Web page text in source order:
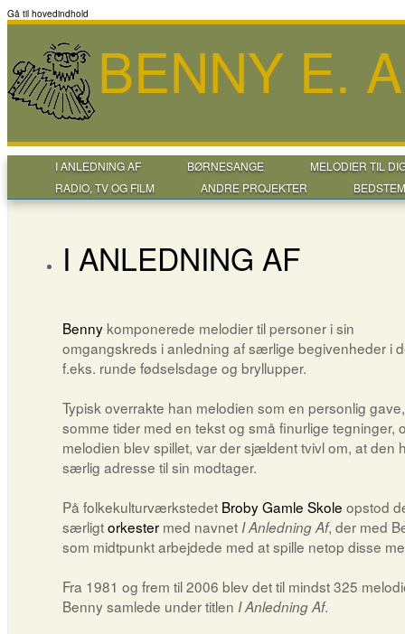
Gå til hovedindhold
BENNY E.
I ANLEDNING AF BØRNESANGE
MELODIER TIL
RADIO, TV OG FILM
ANDRE PROJEKTER
I ANLEDNING AF
Benny komponerede melodier til personer i sin
omgangskreds i anledning af særlige begivenheder i
f.eks. runde fødselsdage og bryllupper.
Typisk overrakte han melodien som en personlig gave,
somme tider med en tekst og små finurlige tegninger,
melodien blev spillet, var der sjældent tvivl om, at den
særlig adresse til sin modtager.
På folkekulturværkstedet Broby Gamle Skole opstod
særligtorkester med navnet I Anledning Af, der med
som midtpunkt arbejdede med at spille netop disse
Fra 1981 og frem til 2006 blev det til mindst 325
Benny samlede under titlen I Anledning Af.